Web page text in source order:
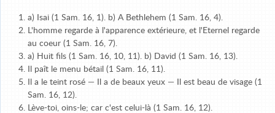
a) Isai (1 Sam. 16, 1). b) A Bethlehem (1 Sam. 16, 4).
L'homme regarde à l'apparence extérieure, et l'Eternel regarde
au coeur (1 Sam. 16, 7).
a) Huit fils (1 Sam. 16, 10, 11). b) David (1 Sam. 16, 13).
Il paît le menu bétail (1 Sam. 16, 11).
Il a le teint rosé — Il a de beaux yeux — Il est beau de visage (1
Sam. 16, 12).
Lève-toi, oins-le; car c'est celui-là (1 Sam. 16, 12).